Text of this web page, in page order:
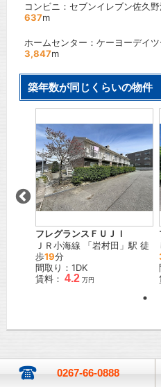
コンビニ：セブンイレブン佐久
637m
ホームセンター：ケーヨーデイ
3,847m
築年数が同じくらいの物件
フレグランスＦＵＪＩ
ＪＲ小海線 「岩村田 」駅 徒
歩19分
間取り：1DK
賃料： 4.2 万円
0267-66-0888